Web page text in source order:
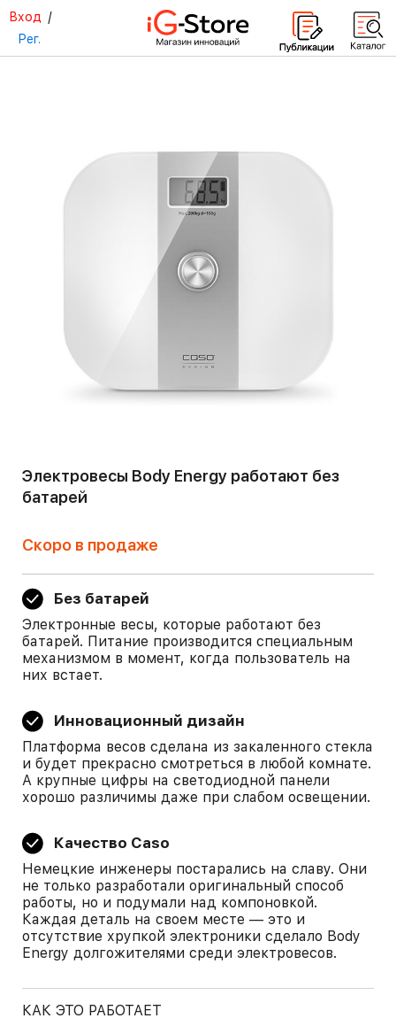
Вход /
Рег.
Электровесы Body Energy работают без
батарей
Скоро в продаже
Без батарей
Электронные весы, которые работают без
батарей. Питание производится специальным
механизмом в момент, когда пользователь на
них встает.
Инновационный дизайн
Платформа весов сделана из закаленного стекла
и будет прекрасно смотреться в любой комнате.
А крупные цифры на светодиодной панели
хорошо различимы даже при слабом освещении.
Качество Caso
Немецкие инженеры постарались на славу. Они
не только разработали оригинальный способ
работы, но и подумали над компоновкой.
Каждая деталь на своем месте — это и
отсутствие хрупкой электроники сделало Body
Energy долгожителями среди электровесов.
КАК ЭТО РАБОТАЕТ